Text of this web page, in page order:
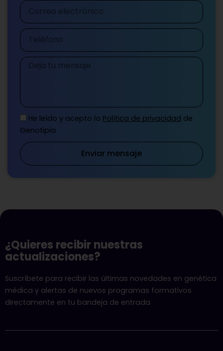
Correo
electrónico
Teléfono
Mensaje
He leído y acepto la Política de privacidad de
Genotipia
Enviar mensaje
¿Quieres recibir nuestras
actualizaciones?
Suscríbete para recibir las últimas novedades en genética
médica y alertas de nuevos programas formativos
directamente en tu bandeja de entrada